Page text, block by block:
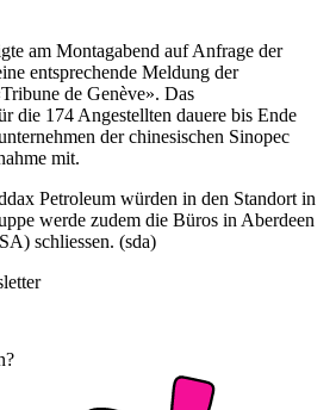
am Montagabend auf Anfrage der
entsprechende Meldung der
de Genève». Das
die 174 Angestellten dauere bis Ende
der chinesischen Sinopec
mit.
Petroleum würden in den Standort in
werde zudem die Büros in Aberdeen
schliessen. (sda)